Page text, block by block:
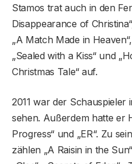
Stamos trat auch in den
Disappearance of
„A Match Made in
„Sealed with a Kiss“ und
Christmas Tale“ auf.
2011 war der Schauspieler
sehen. Außerdem hatte er
Progress“ und „ER“. Zu
zählen „A Raisin in the